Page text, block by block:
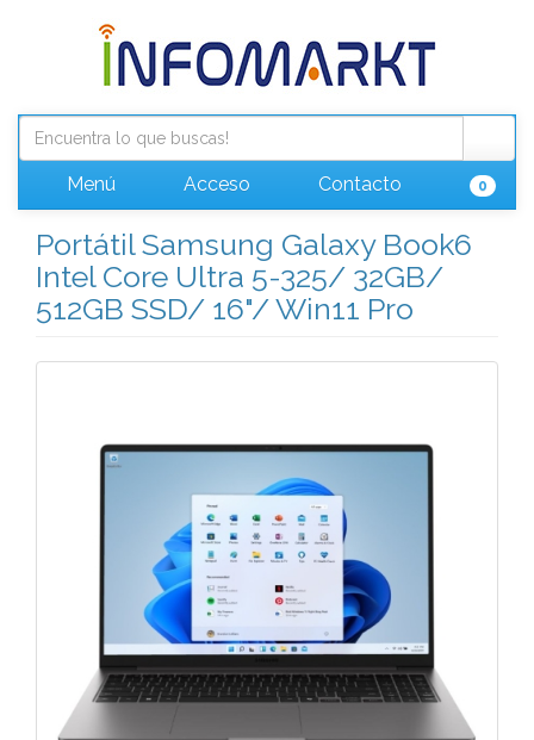
Menú Acceso Contacto 0
Portátil Samsung Galaxy Book6
Intel Core Ultra 5-325/ 32GB/
512GB SSD/ 16"/ Win11 Pro